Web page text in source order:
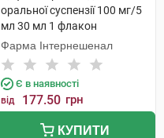
оральної суспензії 100 мг/5
мл 30 мл 1 флакон
Фарма Інтернешенал
Є в наявності
від 177.50 грн
КУПИТИ